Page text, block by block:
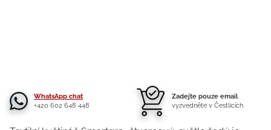
WhatsApp chat
+420 602 648 448
Zadejte pouze email
vyzvedněte v Čestlicích